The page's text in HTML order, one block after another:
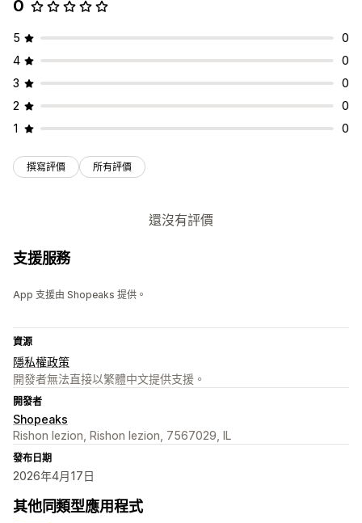
0
5
0
4
0
3
0
2
0
1
0
撰寫評價 所有評價
還沒有評價
支援服務
App 支援由 Shopeaks 提供。
資源
隱私權政策
開發者無法直接以繁體中文提供支援。
開發者
Shopeaks
Rishon lezion, Rishon lezion, 7567029, IL
發布日期
2026年4月17日
其他同類型應用程式